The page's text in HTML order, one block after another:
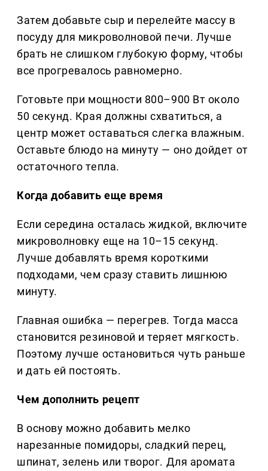
Затем добавьте сыр и перелейте массу в
посуду для микроволновой печи. Лучше
брать не слишком глубокую форму, чтобы
все прогревалось равномерно.
Готовьте при мощности 800–900 Вт около
50 секунд. Края должны схватиться, а
центр может оставаться слегка влажным.
Оставьте блюдо на минуту — оно дойдет от
остаточного тепла.
Когда добавить еще время
Если середина осталась жидкой, включите
микроволновку еще на 10–15 секунд.
Лучше добавлять время короткими
подходами, чем сразу ставить лишнюю
минуту.
Главная ошибка — перегрев. Тогда масса
становится резиновой и теряет мягкость.
Поэтому лучше остановиться чуть раньше
и дать ей постоять.
Чем дополнить рецепт
В основу можно добавить мелко
нарезанные помидоры, сладкий перец,
шпинат, зелень или творог. Для аромата